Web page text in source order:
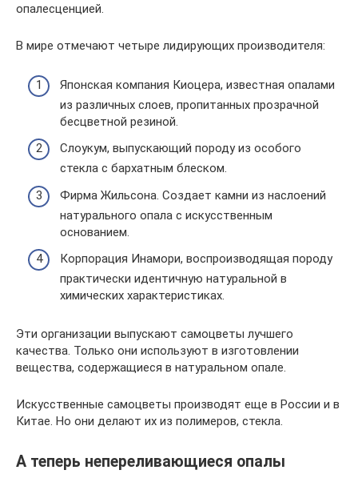
опалесценцией.
В мире отмечают четыре лидирующих производителя:
Японская компания Киоцера, известная опалами
из различных слоев, пропитанных прозрачной
бесцветной резиной.
Слоукум, выпускающий породу из особого
стекла с бархатным блеском.
Фирма Жильсона. Создает камни из наслоений
натурального опала с искусственным
основанием.
Корпорация Инамори, воспроизводящая породу
практически идентичную натуральной в
химических характеристиках.
Эти организации выпускают самоцветы лучшего
качества. Только они используют в изготовлении
вещества, содержащиеся в натуральном опале.
Искусственные самоцветы производят еще в России и в
Китае. Но они делают их из полимеров, стекла.
А теперь непереливающиеся опалы